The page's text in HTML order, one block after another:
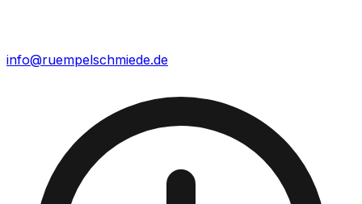
info@ruempelschmiede.de